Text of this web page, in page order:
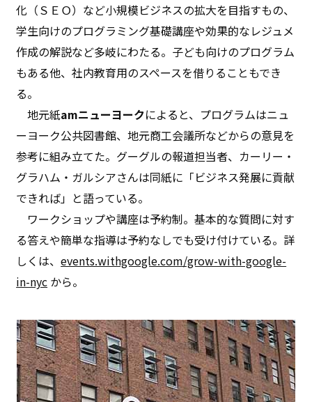
化（ＳＥＯ）など小規模ビジネスの拡大を目指すもの、
学生向けのプログラミング基礎講座や効果的なレジュメ
作成の解説など多岐にわたる。子ども向けのプログラム
もある他、社内教育用のスペースを借りることもでき
る。
地元紙amニューヨークによると、プログラムはニュ
ーヨーク公共図書館、地元商工会議所などからの意見を
参考に組み立てた。グーグルの報道担当者、カーリー・
グラハム・ガルシアさんは同紙に「ビジネス発展に貢献
できれば」と語っている。
ワークショップや講座は予約制。基本的な質問に対す
る答えや簡単な指導は予約なしでも受け付けている。詳
しくは、events.withgoogle.com/grow-with-google-
in-nyc から。